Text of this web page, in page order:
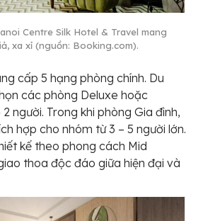
Centre Silk Hotel & Travel mang
xa xỉ (nguồn: Booking.com).
cấp 5 hạng phòng chính. Du
các phòng Deluxe hoặc
người. Trong khi phòng Gia đình,
hợp cho nhóm từ 3 – 5 người lớn.
kế theo phong cách Mid
thoa độc đáo giữa hiện đại và